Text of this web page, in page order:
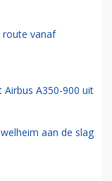
route vanaf
A350-900 uit
aan de slag